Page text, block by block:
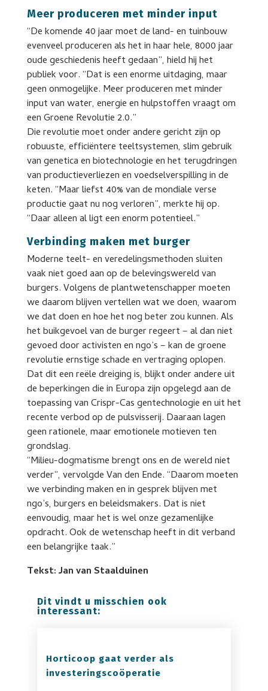
Meer produceren met minder input
“De komende 40 jaar moet de land- en tuinbouw
evenveel produceren als het in haar hele, 8000 jaar
oude geschiedenis heeft gedaan”, hield hij het
publiek voor. “Dat is een enorme uitdaging, maar
geen onmogelijke. Meer produceren met minder
input van water, energie en hulpstoffen vraagt om
een Groene Revolutie 2.0.”
Die revolutie moet onder andere gericht zijn op
robuuste, efficiëntere teeltsystemen, slim gebruik
van genetica en biotechnologie en het terugdringen
van productieverliezen en voedselverspilling in de
keten. “Maar liefst 40% van de mondiale verse
productie gaat nu nog verloren”, merkte hij op.
“Daar alleen al ligt een enorm potentieel.”
Verbinding maken met burger
Moderne teelt- en veredelingsmethoden sluiten
vaak niet goed aan op de belevingswereld van
burgers. Volgens de plantwetenschapper moeten
we daarom blijven vertellen wat we doen, waarom
we dat doen en hoe het nog beter zou kunnen. Als
het buikgevoel van de burger regeert – al dan niet
gevoed door activisten en ngo’s – kan de groene
revolutie ernstige schade en vertraging oplopen.
Dat dit een reële dreiging is, blijkt onder andere uit
de beperkingen die in Europa zijn opgelegd aan de
toepassing van Crispr-Cas gentechnologie en uit het
recente verbod op de pulsvisserij. Daaraan lagen
geen rationele, maar emotionele motieven ten
grondslag.
“Milieu-dogmatisme brengt ons en de wereld niet
verder”, vervolgde Van den Ende. “Daarom moeten
we verbinding maken en in gesprek blijven met
ngo’s, burgers en beleidsmakers. Dat is niet
eenvoudig, maar het is wel onze gezamenlijke
opdracht. Ook de wetenschap heeft in dit verband
een belangrijke taak.”
Tekst: Jan van Staalduinen
Dit vindt u misschien ook
interessant:
Horticoop gaat verder als
investeringscoöperatie